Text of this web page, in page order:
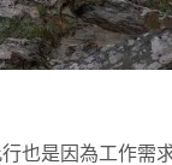
也是因為工作需